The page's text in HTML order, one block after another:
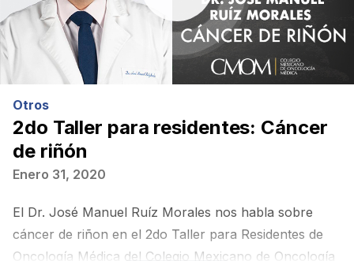
Otros
2do Taller para residentes: Cáncer
de riñón
Enero 31, 2020
El Dr. José Manuel Ruíz Morales nos habla sobre
cáncer de riñon en el 2do Taller para Residentes de
Oncología Médica del Colegio Mexicano de Oncología